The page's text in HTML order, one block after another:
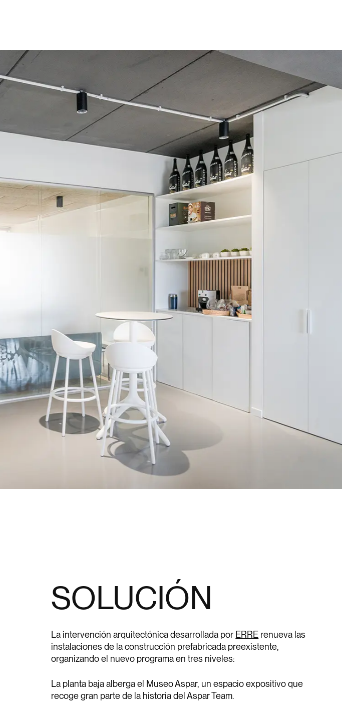
SOLUCIÓN
La intervención arquitectónica desarrollada por ERRE renueva las
instalaciones de la construcción prefabricada preexistente,
organizando el nuevo programa en tres niveles:
La planta baja alberga el Museo Aspar, un espacio expositivo que
recoge gran parte de la historia del Aspar Team.